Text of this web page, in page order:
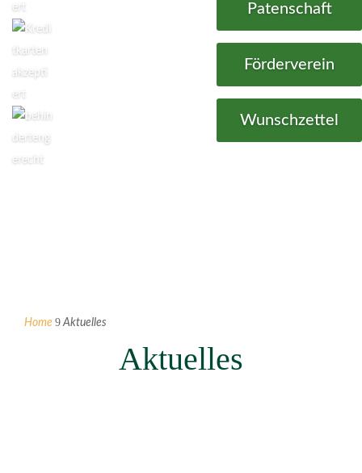
Patenschaft
Förderverein
Wunschzettel
Home 9 Aktuelles
Aktuelles